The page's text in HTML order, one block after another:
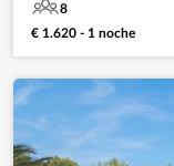
8
€ 1.620 - 1 noche